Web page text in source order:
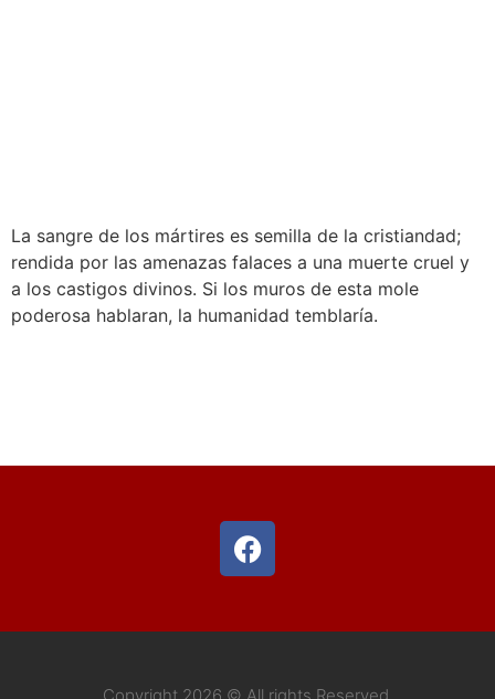
La sangre de los mártires es semilla de la cristiandad;
rendida por las amenazas falaces a una muerte cruel y
a los castigos divinos. Si los muros de esta mole
poderosa hablaran, la humanidad temblaría.